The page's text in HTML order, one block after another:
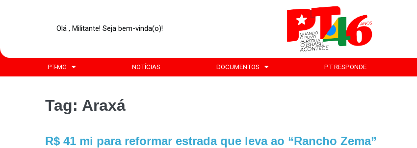
Olá , Militante! Seja bem-vinda(o)!
PT-MG NOTÍCIAS DOCUMENTOS PT RESPONDE
Tag: Araxá
R$ 41 mi para reformar estrada que leva ao “Rancho Zema”